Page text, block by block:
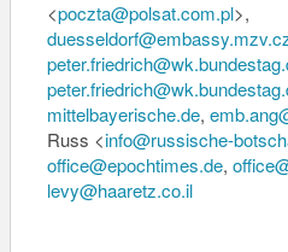
<poczta@polsat.com.pl>,
peter.friedrich@wk.
peter.friedrich@wk.
mittelbayerische.de,
Russ <info@russische-
office@epochtimes.de,
levy@haaretz.co.il